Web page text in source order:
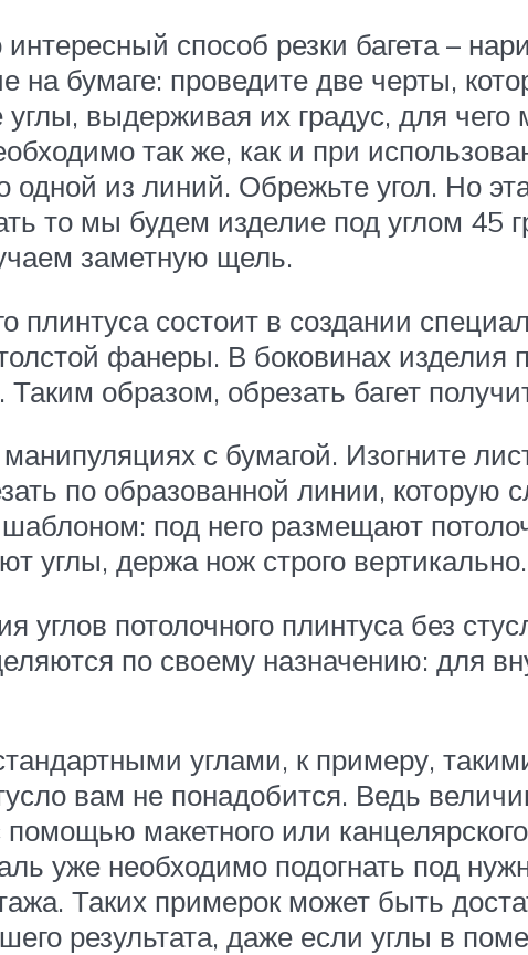
способ резки багета –
на бумаге: проведите две черты,
углы, выдерживая их градус, для
так же, как и при
одной из линий. Обрежьте угол. Но
то мы будем изделие под углом 45
заметную щель.
плинтуса состоит в создании
фанеры. В боковинах изделия
образом, обрезать багет
с бумагой. Изогните
по образованной линии, которую
под него размещают
углы, держа нож строго вертикально.
углов потолочного плинтуса без
по своему назначению: для
углами, к примеру,
вам не понадобится. Ведь
макетного или
уже необходимо подогнать под
Таких примерок может быть
результата, даже если углы в